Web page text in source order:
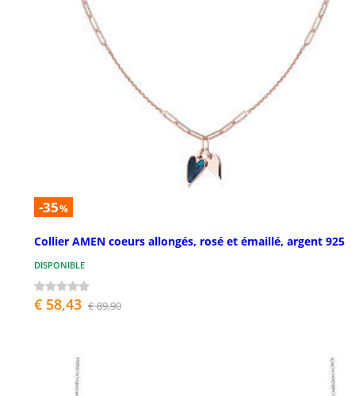
-35%
Collier AMEN coeurs allongés, rosé et émaillé, argent 925
DISPONIBLE
€ 58,43 € 89,90